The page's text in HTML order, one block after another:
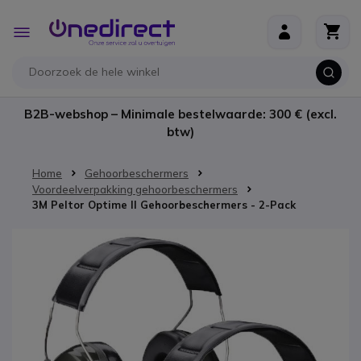
Toggle
Nav
B2B-webshop – Minimale bestelwaarde: 300 € (excl.
btw)
Home
Gehoorbeschermers
Voordeelverpakking gehoorbeschermers
3M Peltor Optime II Gehoorbeschermers - 2-Pack
Ga naar het einde van de afbeeldingen-gallerij